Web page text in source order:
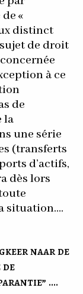
«
distinct
de droit
à ce
de
la
une série
(transferts
d’actifs,
dès lors
situation….
naar de
….